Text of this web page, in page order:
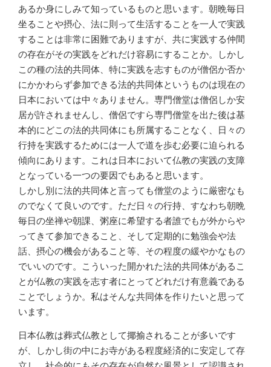
あるか身にしみて知っているものと思います。朝晩毎日
坐ることや摂心、法に則って生活することを一人で実践
することは非常に困難でありますが、共に実践する仲間
の存在がその実践をどれだけ容易にすることか。しかし
この種の法的共同体、特に実践を志すものが僧侶か否か
にかかわらず参加できる法的共同体というものは現在の
日本においては中々ありません。専門僧堂は僧侶しか安
居が許されませんし、僧侶ですら専門僧堂を出た後は基
本的にどこの法的共同体にも所属することなく、日々の
行持を実践するためには一人で道を歩む必要に迫られる
傾向にあります。これは日本において仏教の実践の支障
となっている一つの要因でもあると思います。
しかし別に法的共同体と言っても僧堂のように厳密なも
のでなくて良いのです。ただ日々の行持、すなわち朝晩
毎日の坐禅や朝課、粥座に希望する者誰でもが外からや
ってきて参加できること、そして定期的に勉強会や法
話、摂心の機会があること等、その程度の緩やかなもの
でいいのです。こういった開かれた法的共同体があるこ
とが仏教の実践を志す者にとってどれだけ有意義である
ことでしょうか。私はそんな共同体を作りたいと思って
います。
日本仏教は葬式仏教として揶揄されることが多いです
が、しかし街の中にお寺がある程度経済的に安定して存